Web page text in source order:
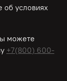
условиях
можете
+7(800) 600-